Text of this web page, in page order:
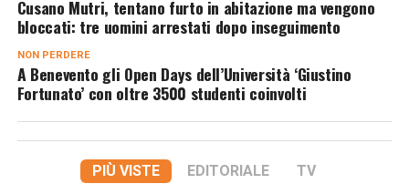
Cusano Mutri, tentano furto in abitazione ma vengono
bloccati: tre uomini arrestati dopo inseguimento
NON PERDERE
A Benevento gli Open Days dell’Università ‘Giustino
Fortunato’ con oltre 3500 studenti coinvolti
PIÙ VISTE EDITORIALE TV